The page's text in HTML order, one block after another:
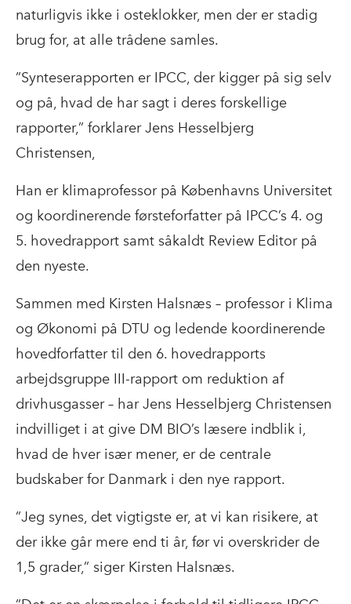
naturligvis ikke i osteklokker, men der er stadig
brug for, at alle trådene samles.
”Synteserapporten er IPCC, der kigger på sig selv
og på, hvad de har sagt i deres forskellige
rapporter,” forklarer Jens Hesselbjerg
Christensen,
Han er klimaprofessor på Københavns Universitet
og koordinerende førsteforfatter på IPCC’s 4. og
5. hovedrapport samt såkaldt Review Editor på
den nyeste.
Sammen med Kirsten Halsnæs – professor i Klima
og Økonomi på DTU og ledende koordinerende
hovedforfatter til den 6. hovedrapports
arbejdsgruppe III-rapport om reduktion af
drivhusgasser – har Jens Hesselbjerg Christensen
indvilliget i at give DM BIO’s læsere indblik i,
hvad de hver især mener, er de centrale
budskaber for Danmark i den nye rapport.
”Jeg synes, det vigtigste er, at vi kan risikere, at
der ikke går mere end ti år, før vi overskrider de
1,5 grader,” siger Kirsten Halsnæs.